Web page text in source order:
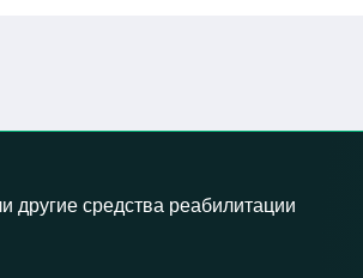
другие средства реабилитации